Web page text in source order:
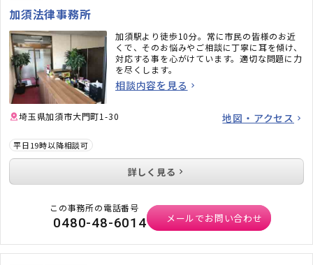
加須法律事務所
加須駅より徒歩10分。常に市民の皆様のお近
くで、そのお悩みやご相談に丁寧に耳を傾け、
対応する事を心がけています。適切な問題に力
を尽くします。
相談内容を見る
埼玉県加須市大門町1-30 地図・アクセス
平日19時以降相談可
詳しく見る
この事務所の電話番号
0480-48-6014 メールでお問い合わせ